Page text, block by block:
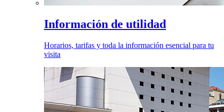
Información de utilidad
Horarios, tarifas y toda la información esencial para tu
visita